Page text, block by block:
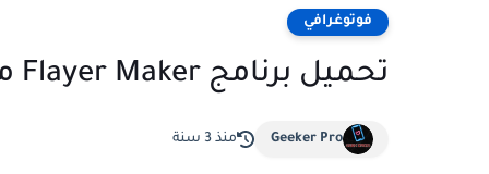
فوتوغرافي
تحميل برنامج Flayer Maker مهكر
Geeker Pro منذ 3 سنة